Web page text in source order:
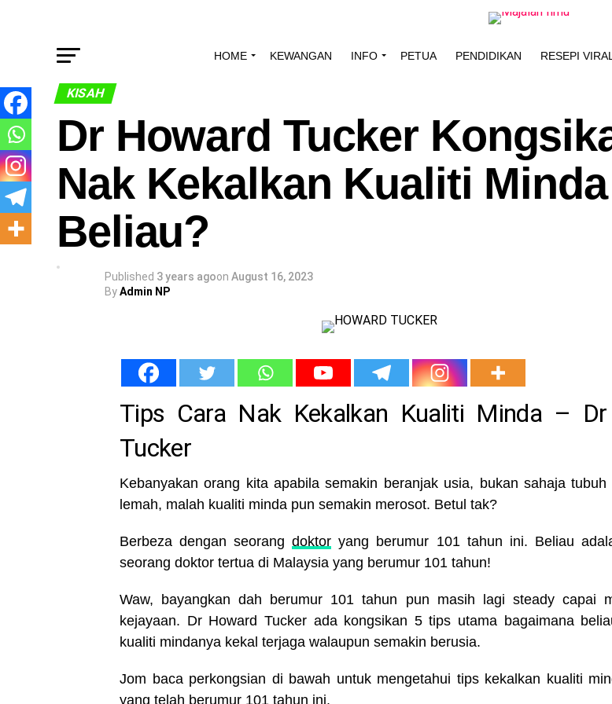
HOME KEWANGAN INFO PETUA PENDIDIKAN RESEPI VIRAL
KISAH
Dr Howard Tucker
Nak Kekalkan Kualiti
Beliau?
Published 3 years agoon August 16, 2023
ByAdmin NP
Tips Cara Nak Kekalkan Kualiti Minda –
Tucker
Kebanyakan orang kita apabila semakin beranjak usia, bukan sahaja tubuh
lemah, malah kualiti minda pun semakin merosot. Betul tak?
Berbeza dengan seorangdoktor yang berumur 101 tahun ini. Beliau
seorang doktor tertua di Malaysia yang berumur 101 tahun!
Waw, bayangkan dah berumur 101 tahun pun masih lagi steady capai
kejayaan. Dr Howard Tucker ada kongsikan 5 tips utama bagaimana
kualiti mindanya kekal terjaga walaupun semakin berusia.
Jom baca perkongsian di bawah untuk mengetahui tips kekalkan kualiti
yang telah berumur 101 tahun ini.